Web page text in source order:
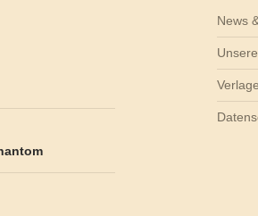
News
Verlage